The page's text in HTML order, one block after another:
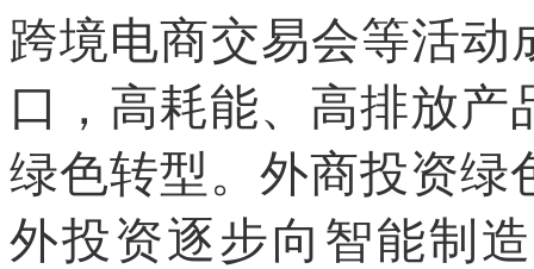
跨境电商交易会等活动
口，高耗能、高排放
绿色转型。外商投资绿
外投资逐步向智能制